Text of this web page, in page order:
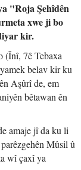
"Roja Şehîdên
xwe ji bo
kir.
(Înî, 7ê Tebaxa
belav kir ku
Aşûrî de, em
bêtawan ên
amaje jî da ku li
Mûsil û
wî çaxî ya